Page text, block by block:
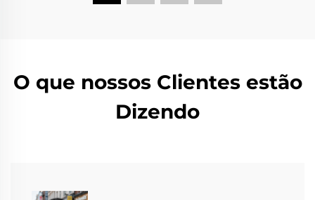
O que nossos Clientes estão
Dizendo